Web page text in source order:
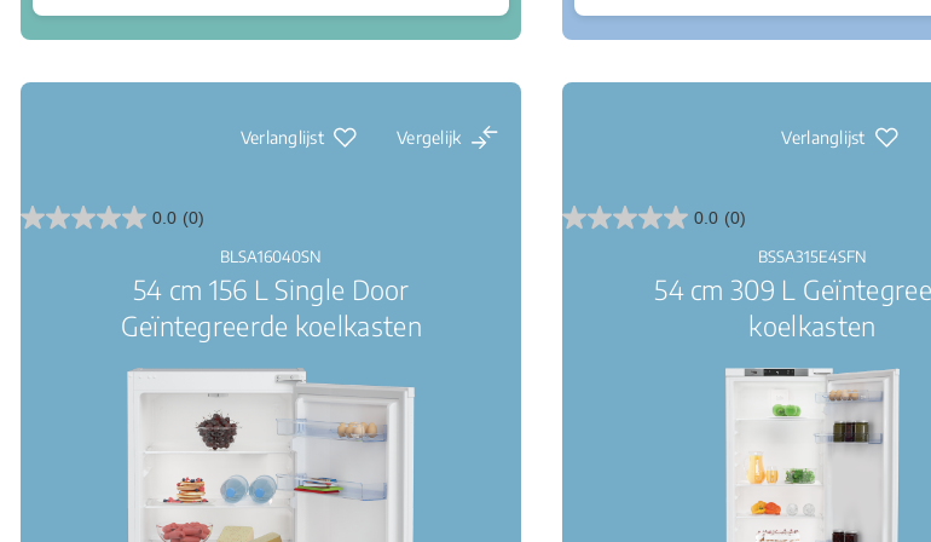
Verlanglijst Vergelijk
0.0 (0)
0.0
BLSA16040SN
54 cm 156 L Single Door
Geïntegreerde koelkasten
Verlanglijst
0.0 (0)
0.0
BSSA315E4SFN
54 cm 309 L
koelkasten